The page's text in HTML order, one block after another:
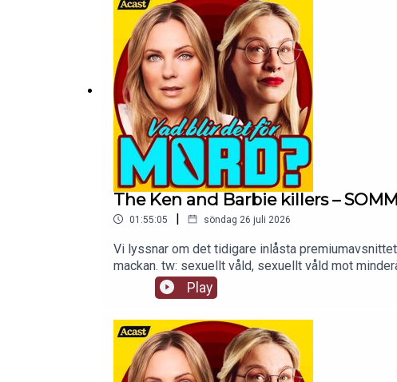
The Ken and Barbie killers –
01:55:05 | söndag 26 juli 2026
Vi lyssnar om det tidigare inlåsta
mackan. tw: sexuellt våld, sexuellt våld mot
Play